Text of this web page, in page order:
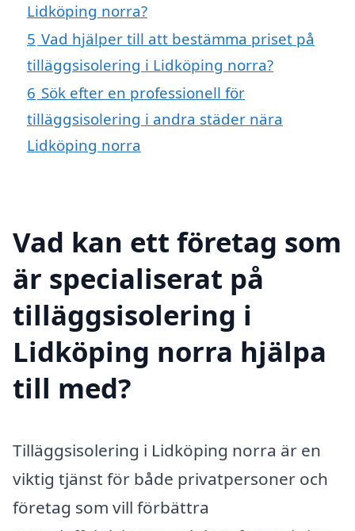
Lidköping norra?
5 Vad hjälper till att bestämma priset på
tilläggsisolering i Lidköping norra?
6 Sök efter en professionell för
tilläggsisolering i andra städer nära
Lidköping norra
Vad kan ett företag som
är specialiserat på
tilläggsisolering i
Lidköping norra hjälpa
till med?
Tilläggsisolering i Lidköping norra är en
viktig tjänst för både privatpersoner och
företag som vill förbättra